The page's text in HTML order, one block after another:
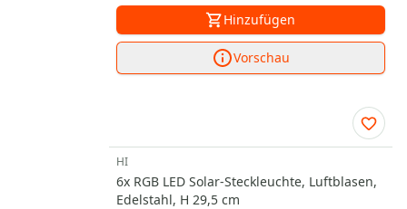
Hinzufügen
Vorschau
HI
6x RGB LED Solar-Steckleuchte, Luftblasen,
Edelstahl, H 29,5 cm